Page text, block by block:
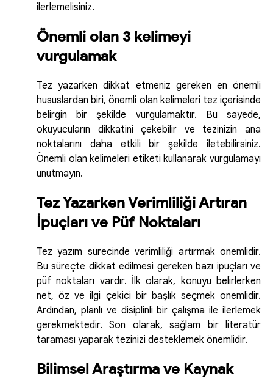
ilerlemelisiniz.
Önemli olan 3 kelimeyi
vurgulamak
Tez yazarken dikkat etmeniz gereken en önemli
hususlardan biri, önemli olan kelimeleri tez içerisinde
belirgin bir şekilde vurgulamaktır. Bu sayede,
okuyucuların dikkatini çekebilir ve tezinizin ana
noktalarını daha etkili bir şekilde iletebilirsiniz.
Önemli olan kelimeleri etiketi kullanarak vurgulamayı
unutmayın.
Tez Yazarken Verimliliği Artıran
İpuçları ve Püf Noktaları
Tez yazım sürecinde verimliliği artırmak önemlidir.
Bu süreçte dikkat edilmesi gereken bazı ipuçları ve
püf noktaları vardır. İlk olarak, konuyu belirlerken
net, öz ve ilgi çekici bir başlık seçmek önemlidir.
Ardından, planlı ve disiplinli bir çalışma ile ilerlemek
gerekmektedir. Son olarak, sağlam bir literatür
taraması yaparak tezinizi desteklemek önemlidir.
Bilimsel Araştırma ve Kaynak